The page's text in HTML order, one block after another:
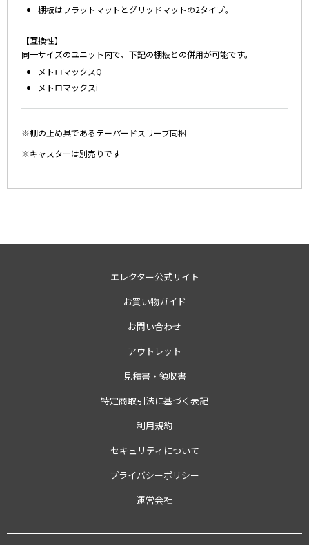
棚板はフラットマットとグリッドマットの2タイプ。
【互換性】
同一サイズのユニット内で、下記の棚板との併用が可能です。
メトロマックスQ
メトロマックスi
※棚の止め具であるテーパードスリーブ同梱
※キャスターは別売りです
エレクター公式サイト
お買い物ガイド
お問い合わせ
アウトレット
見積書・領収書
特定商取引法に基づく表記
利用規約
セキュリティについて
プライバシーポリシー
運営会社